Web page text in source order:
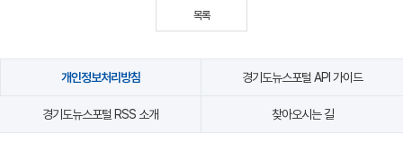
목록
개인정보처리방침 경기도뉴스포털 API 가이드
경기도뉴스포털 RSS 소개 찾아오시는 길